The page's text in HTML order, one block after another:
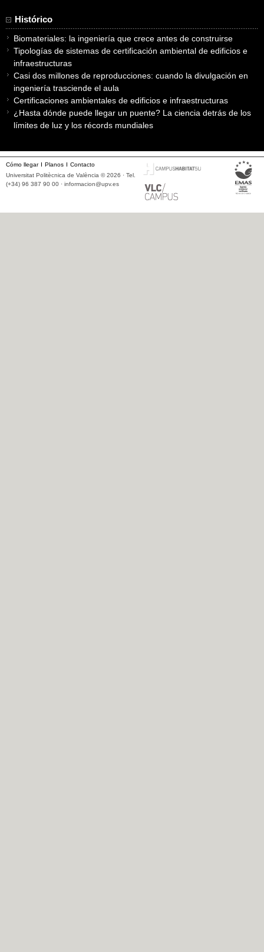
Histórico
Biomateriales: la ingeniería que crece antes de construirse
Tipologías de sistemas de certificación ambiental de edificios e
infraestructuras
Casi dos millones de reproducciones: cuando la divulgación en
ingeniería trasciende el aula
Certificaciones ambientales de edificios e infraestructuras
¿Hasta dónde puede llegar un puente? La ciencia detrás de los
límites de luz y los récords mundiales
Cómo llegar Planos
Contacto
Universitat Politècnica de València © 2026 · Tel.
(+34) 96 387 90 00 · informacion@upv.es